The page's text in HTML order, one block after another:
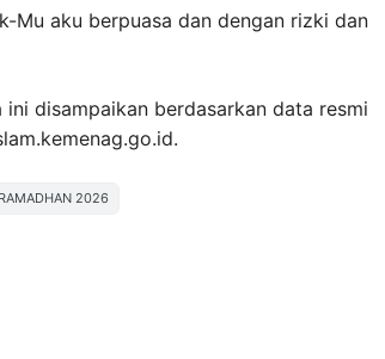
Mu aku berpuasa dan dengan rizki dan
disampaikan berdasarkan data resmi
RAMADHAN 2026